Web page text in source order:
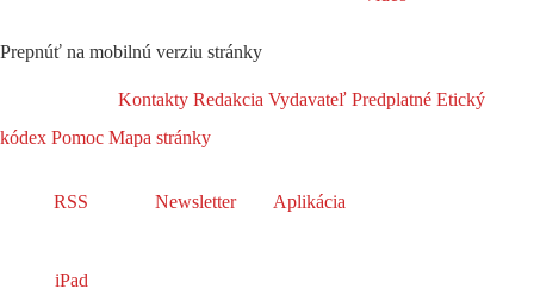
Prepnúť na mobilnú verziu stránky
Kontakty Redakcia Vydavateľ Predplatné Etický
kódex Pomoc Mapa stránky
RSS Newsletter Aplikácia
iPad